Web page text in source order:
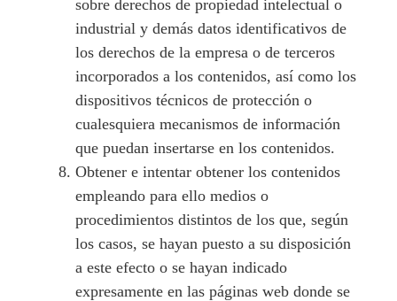
sobre derechos de propiedad intelectual o
industrial y demás datos identificativos de
los derechos de la empresa o de terceros
incorporados a los contenidos, así como los
dispositivos técnicos de protección o
cualesquiera mecanismos de información
que puedan insertarse en los contenidos.
Obtener e intentar obtener los contenidos
empleando para ello medios o
procedimientos distintos de los que, según
los casos, se hayan puesto a su disposición
a este efecto o se hayan indicado
expresamente en las páginas web donde se